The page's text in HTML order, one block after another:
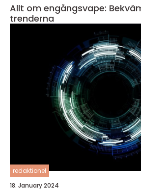
Allt om engångsvape:
trenderna
redaktionel
18. January 2024